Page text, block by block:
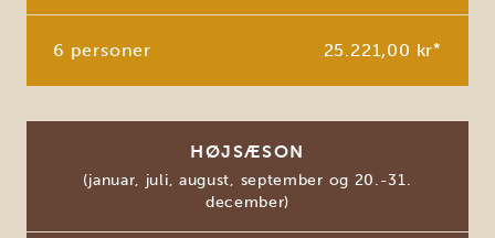
6 personer 25.221,00 kr*
HØJSÆSON
(januar, juli, august, september og 20.-31.
december)